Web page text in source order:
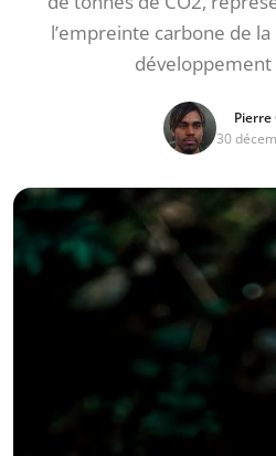
l’empreinte carbone de
Pierre
30